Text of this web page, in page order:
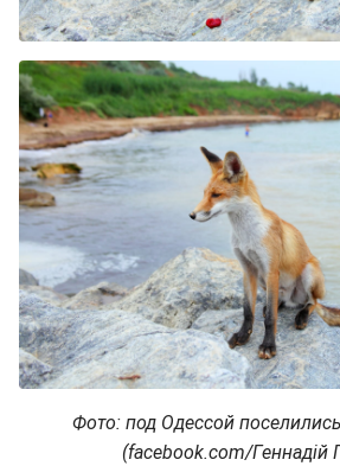
Фото: под Одессой
(facebook.com/Геннадій